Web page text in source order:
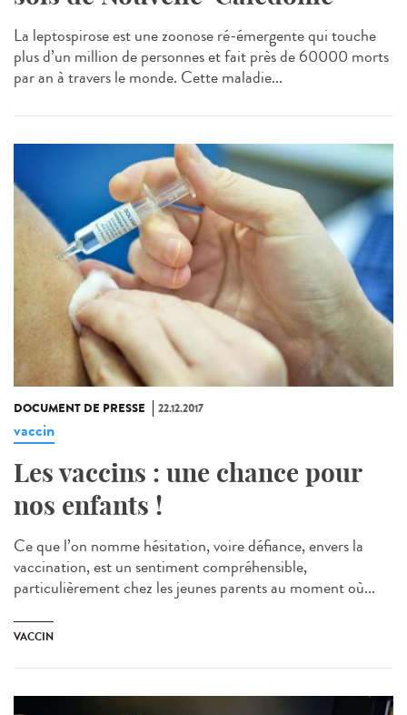
La leptospirose est une zoonose ré-émergente qui touche
plus d’un million de personnes et fait près de 60000 morts
par an à travers le monde. Cette maladie...
DOCUMENT DE PRESSE 22.12.2017
vaccin
Les vaccins : une chance pour
nos enfants !
Ce que l’on nomme hésitation, voire défiance, envers la
vaccination, est un sentiment compréhensible,
particulièrement chez les jeunes parents au moment où...
VACCIN